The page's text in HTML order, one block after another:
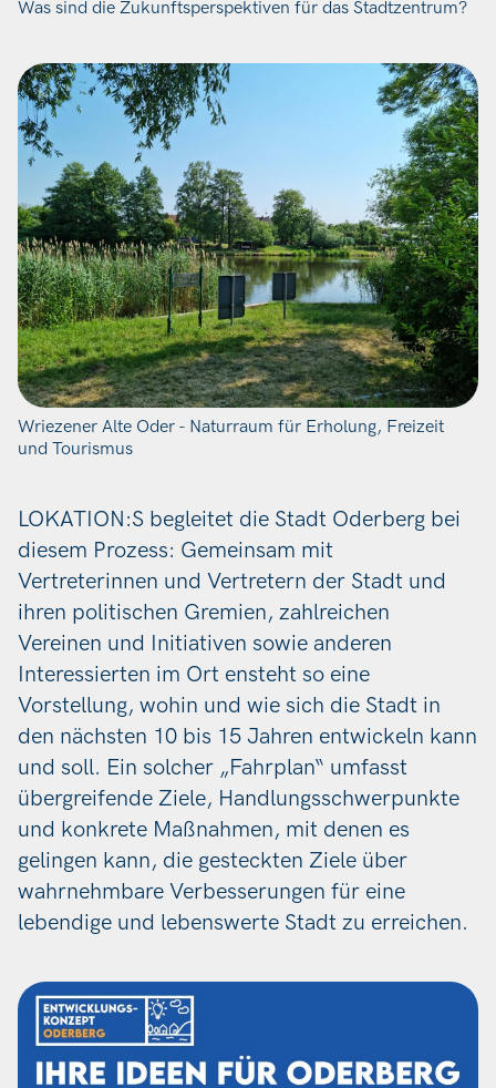
Was sind die Zukunftsperspektiven für das Stadtzentrum?
Wriezener Alte Oder - Naturraum für Erholung, Freizeit
und Tourismus
LOKATION:S begleitet die Stadt Oderberg bei
diesem Prozess: Gemeinsam mit
Vertreterinnen und Vertretern der Stadt und
ihren politischen Gremien, zahlreichen
Vereinen und Initiativen sowie anderen
Interessierten im Ort ensteht so eine
Vorstellung, wohin und wie sich die Stadt in
den nächsten 10 bis 15 Jahren entwickeln kann
und soll. Ein solcher „Fahrplan“ umfasst
übergreifende Ziele, Handlungsschwerpunkte
und konkrete Maßnahmen, mit denen es
gelingen kann, die gesteckten Ziele über
wahrnehmbare Verbesserungen für eine
lebendige und lebenswerte Stadt zu erreichen.